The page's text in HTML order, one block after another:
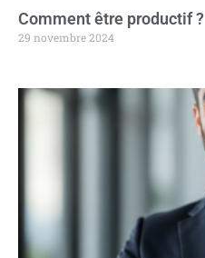
Comment être productif ?
29 novembre 2024